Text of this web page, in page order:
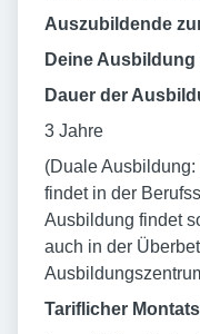
Auszubildende
Deine
Dauer der
3 Jahre
(Duale
findet in der
Ausbildung findet
auch in der
Tariflicher